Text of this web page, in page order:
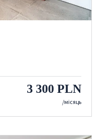
3 300 PLN
/місяць